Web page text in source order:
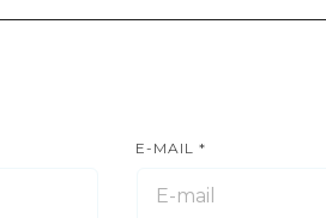
E-MAIL *